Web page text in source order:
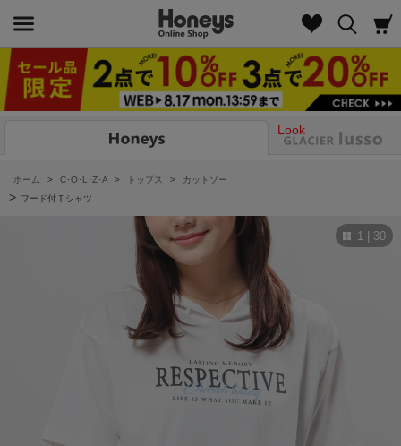
Look
ホーム > C･O･L･Z･A > トップス > カットソー
> フード付Ｔシャツ
1 | 30